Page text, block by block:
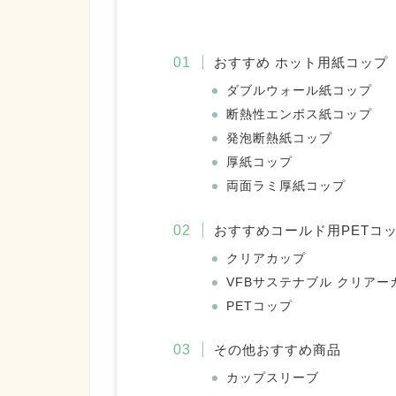
おすすめ ホット用紙コップ
ダブルウォール紙コップ
断熱性エンボス紙コップ
発泡断熱紙コップ
厚紙コップ
両面ラミ厚紙コップ
おすすめコールド用PETコ
クリアカップ
VFBサステナブル クリアー
PETコップ
その他おすすめ商品
カップスリーブ